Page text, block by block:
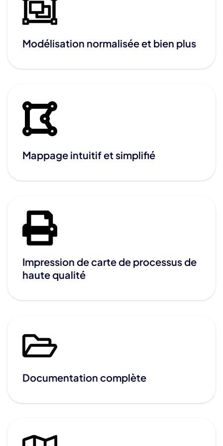
Modélisation normalisée et bien plus
Mappage intuitif et simplifié
Impression de carte de processus de
haute qualité
Documentation complète